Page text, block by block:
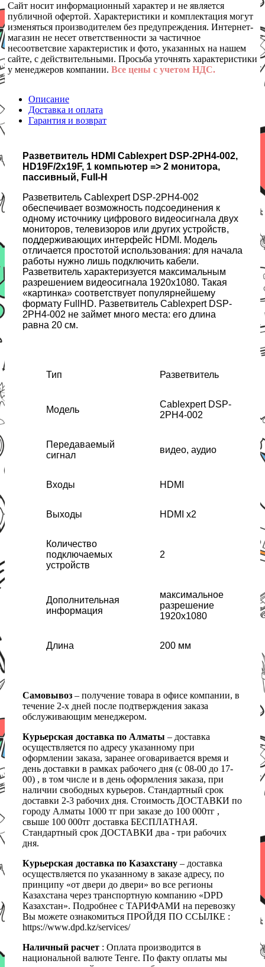
Сайт носит информационный характер и не является
публичной офертой. Характеристики и комплектация могут
изменяться производителем без предупреждения. Интернет-
магазин не несет ответственности за частичное
несоответсвие характеристик и фото, указанных на нашем
сайте, с действительными. Просьба уточнять характеристики
у менеджеров компании. Все цены с учетом НДС.
Описание
Доставка и оплата
Гарантия и возврат
Разветвитель HDMI Cablexpert DSP-2PH4-002,
HD19F/2x19F, 1 компьютер => 2 монитора,
пасcивный, Full-H
Разветвитель Cablexpert DSP-2PH4-002
обеспечивает возможность подсоединения к
одному источнику цифрового видеосигнала двух
мониторов, телевизоров или других устройств,
поддерживающих интерфейс HDMI. Модель
отличается простотой использования: для начала
работы нужно лишь подключить кабели.
Разветвитель характеризуется максимальным
разрешением видеосигнала 1920x1080. Такая
«картинка» соответствует популярнейшему
формату FullHD. Разветвитель Cablexpert DSP-
2PH4-002 не займет много места: его длина
равна 20 см.
Тип Разветвитель
Модель
Cablexpert DSP-
2PH4-002
Передаваемый
сигнал
видео, аудио
Входы HDMI
Выходы HDMI x2
Количество
подключаемых
устройств
2
Дополнительная
информация
максимальное
разрешение
1920x1080
Длина 200 мм
Самовывоз – получение товара в офисе компании, в
течение 2-х дней после подтверждения заказа
обслуживающим менеджером.
Курьерская доставка по Алматы – доставка
осуществляется по адресу указанному при
оформлении заказа, заранее оговаривается время и
день доставки в рамках рабочего дня (с 08-00 до 17-
00) , в том числе и в день оформления заказа, при
наличии свободных курьеров. Стандартный срок
доставки 2-3 рабочих дня. Стоимость ДОСТАВКИ по
городу Алматы 1000 тг при заказе до 100 000тг ,
свыше 100 000тг доставка БЕСПЛАТНАЯ.
Стандартный срок ДОСТАВКИ два - три рабочих
дня.
Курьерская доставка по Казахстану – доставка
осуществляется по указанному в заказе адресу, по
принципу «от двери до двери» во все регионы
Казахстана через транспортную компанию «DPD
Казахстан». Подробнее с ТАРИФАМИ на перевозку
Вы можете ознакомиться ПРОЙДЯ ПО ССЫЛКЕ :
https://www.dpd.kz/services/
Наличный расчет : Оплата производится в
национальной валюте Тенге. По факту оплаты мы